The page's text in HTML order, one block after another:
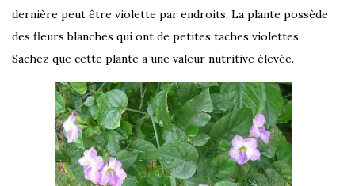
dernière peut être violette par endroits. La plante possède
des fleurs blanches qui ont de petites taches violettes.
Sachez que cette plante a une valeur nutritive élevée.